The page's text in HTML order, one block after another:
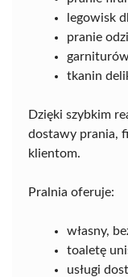
legowisk
pranie
tkanin
Dzięki szybkim
dostawy prania,
klientom.
Pralnia oferuje:
własny,
toaletę
usługi